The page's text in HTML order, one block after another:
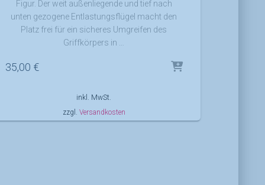
Figur. Der weit außenliegende und tief nach
unten gezogene Entlastungsflügel macht den
Platz frei für ein sicheres Umgreifen des
Griffkörpers in …
35,00 €
inkl. MwSt.
zzgl. Versandkosten